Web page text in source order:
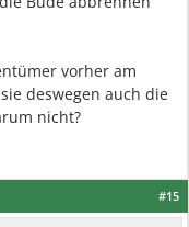
vorher am
deswegen auch die
nicht?
#15